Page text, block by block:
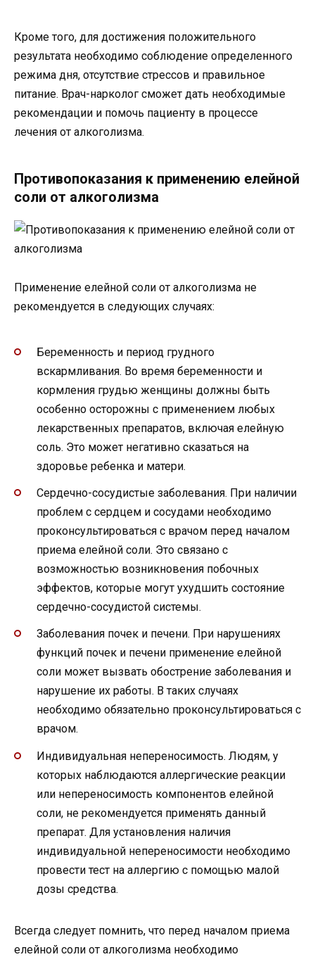
Кроме того, для достижения положительного
результата необходимо соблюдение определенного
режима дня, отсутствие стрессов и правильное
питание. Врач-нарколог сможет дать необходимые
рекомендации и помочь пациенту в процессе
лечения от алкоголизма.
Противопоказания к применению елейной
соли от алкоголизма
Применение елейной соли от алкоголизма не
рекомендуется в следующих случаях:
Беременность и период грудного
вскармливания. Во время беременности и
кормления грудью женщины должны быть
особенно осторожны с применением любых
лекарственных препаратов, включая елейную
соль. Это может негативно сказаться на
здоровье ребенка и матери.
Сердечно-сосудистые заболевания. При наличии
проблем с сердцем и сосудами необходимо
проконсультироваться с врачом перед началом
приема елейной соли. Это связано с
возможностью возникновения побочных
эффектов, которые могут ухудшить состояние
сердечно-сосудистой системы.
Заболевания почек и печени. При нарушениях
функций почек и печени применение елейной
соли может вызвать обострение заболевания и
нарушение их работы. В таких случаях
необходимо обязательно проконсультироваться с
врачом.
Индивидуальная непереносимость. Людям, у
которых наблюдаются аллергические реакции
или непереносимость компонентов елейной
соли, не рекомендуется применять данный
препарат. Для установления наличия
индивидуальной непереносимости необходимо
провести тест на аллергию с помощью малой
дозы средства.
Всегда следует помнить, что перед началом приема
елейной соли от алкоголизма необходимо